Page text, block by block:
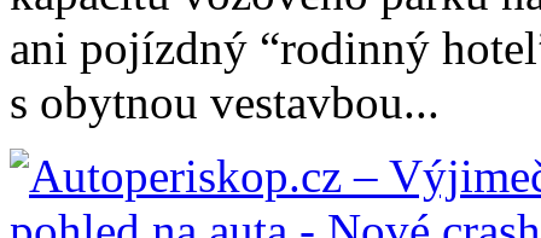
ani pojízdný “rodinný
s obytnou vestavbou...